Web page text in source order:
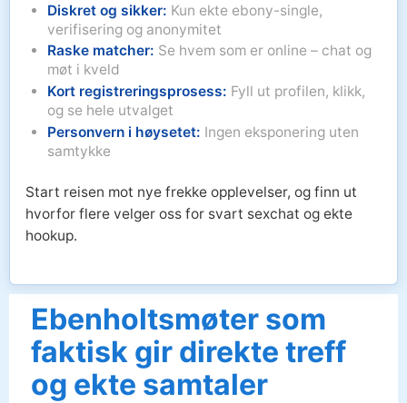
Diskret og sikker: Kun ekte ebony-single,
verifisering og anonymitet
Raske matcher: Se hvem som er online – chat og
møt i kveld
Kort registreringsprosess: Fyll ut profilen, klikk,
og se hele utvalget
Personvern i høysetet: Ingen eksponering uten
samtykke
Start reisen mot nye frekke opplevelser, og finn ut
hvorfor flere velger oss for svart sexchat og ekte
hookup.
Ebenholtsmøter som
faktisk gir direkte treff
og ekte samtaler